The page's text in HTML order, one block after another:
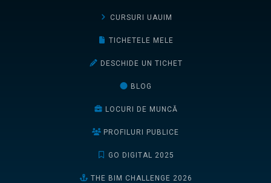
CURSURI UAUIM
TICHETELE MELE
DESCHIDE UN TICHET
BLOG
LOCURI DE MUNCĂ
PROFILURI PUBLICE
GO DIGITAL 2025
THE BIM CHALLENGE 2026